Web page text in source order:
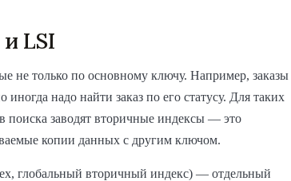
LSI
не только по основному ключу. Например, заказы
иногда надо найти заказ по его статусу. Для таких
поиска заводят вторичные индексы — это
копии данных с другим ключом.
глобальный вторичный индекс) — отдельный